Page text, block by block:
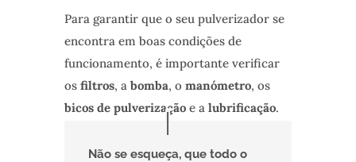
Para garantir que o seu pulverizador se
encontra em boas condições de
funcionamento, é importante verificar
os filtros, a bomba, o manómetro, os
bicos de pulverizaçãoe a lubrificação.
Não se esqueça, que todo o